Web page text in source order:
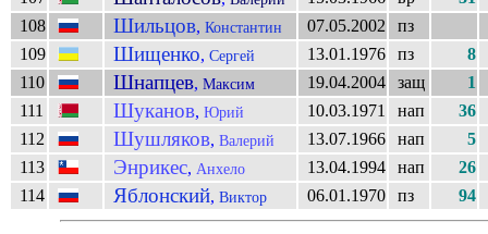
108
Шильцов, Константин 07.05.2002
пз
109
Шищенко, Сергей 13.01.1976 пз
8
110
Шнапцев, Максим 19.04.2004 защ
1
111
Шуканов, Юрий 10.03.1971 нап
36
112
Шушляков, Валерий 13.07.1966 нап
5
113
Энрикес, Анхело 13.04.1994 нап
26
114
Яблонский, Виктор 06.01.1970 пз 94